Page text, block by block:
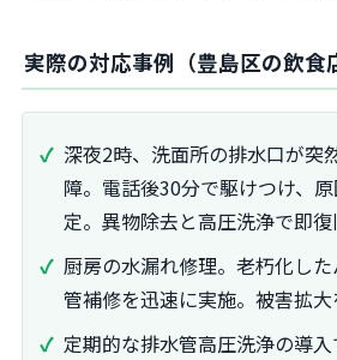
実際の対応事例（豊島区の飲食
深夜2時、洗面所の排水口が突
障。電話後30分で駆けつけ、
定。異物除去と高圧洗浄で即復
厨房の水漏れ修理。老朽化し
管補修を迅速に実施。被害拡大
定期的な排水管高圧洗浄の導